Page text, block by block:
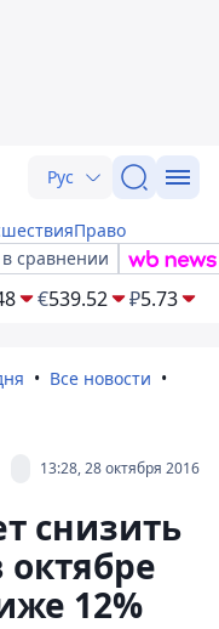
Рус
Право
сравнении
€539.52 ₽5.73
Все новости
13:28, 28 октября 2016
снизить
октябре
12%